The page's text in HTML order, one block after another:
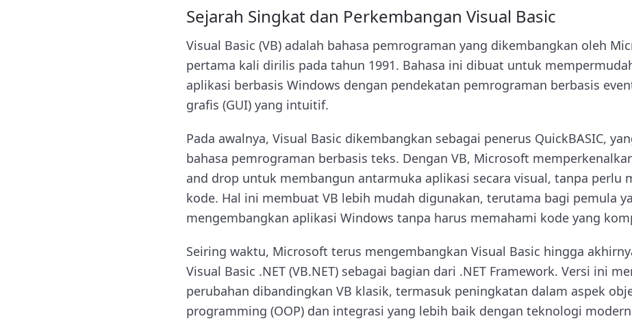
Sejarah Singkat dan Perkembangan Visual Basic
Visual Basic (VB) adalah bahasa pemrograman yang dikembangkan oleh
pertama kali dirilis pada tahun 1991. Bahasa ini dibuat untuk
aplikasi berbasis Windows dengan pendekatan pemrograman berbasis
grafis (GUI) yang intuitif.
Pada awalnya, Visual Basic dikembangkan sebagai penerus QuickBASIC,
bahasa pemrograman berbasis teks. Dengan VB, Microsoft
and drop untuk membangun antarmuka aplikasi secara visual, tanpa perlu
kode. Hal ini membuat VB lebih mudah digunakan, terutama bagi pemula
mengembangkan aplikasi Windows tanpa harus memahami kode yang
Seiring waktu, Microsoft terus mengembangkan Visual Basic hingga
Visual Basic .NET (VB.NET) sebagai bagian dari .NET Framework. Versi ini
perubahan dibandingkan VB klasik, termasuk peningkatan dalam aspek
programming (OOP) dan integrasi yang lebih baik dengan teknologi modern